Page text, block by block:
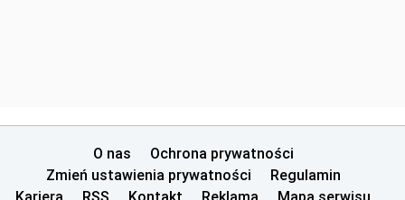
O nas
Ochrona prywatności
Zmień ustawienia prywatności
Regulamin
Kariera
RSS Kontakt Reklama Mapa serwisu